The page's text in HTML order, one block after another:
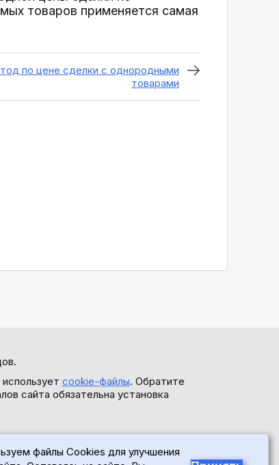
товаров применяется самая
по цене сделки с однородными
товарами
cookie-файлы. Обратите
сайта обязательна установка
файлы Cookies для улучшения